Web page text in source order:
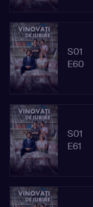
S01
E60
S01
E61